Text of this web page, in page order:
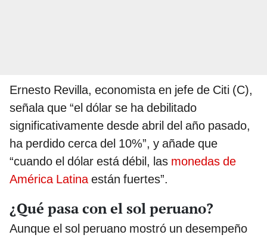
Ernesto Revilla, economista en jefe de Citi (C),
señala que “el dólar se ha debilitado
significativamente desde abril del año pasado,
ha perdido cerca del 10%”, y añade que
“cuando el dólar está débil, las monedas de
América Latinaestán fuertes”.
¿Qué pasa con el sol peruano?
Aunque el sol peruano mostró un desempeño